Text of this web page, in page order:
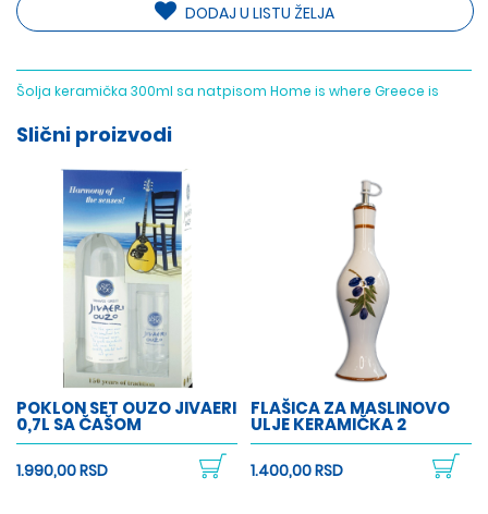
DODAJ U LISTU ŽELJA
Šolja keramička 300ml sa natpisom Home is where Greece is
Slični proizvodi
POKLON SET OUZO JIVAERI
0,7L SA ČAŠOM
1.990,00 RSD
FLAŠICA ZA MASLINOVO
ULJE KERAMIČKA 2
1.400,00 RSD